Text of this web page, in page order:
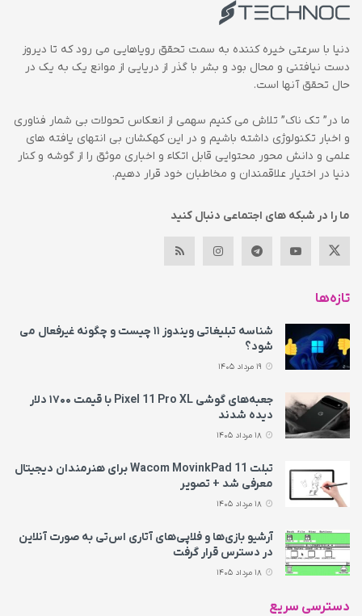
دنیا با سرعتی خیره کننده به سمت تحقق رویاهایی می رود که تا دیروز
دست نیافتنی و محال بود و بشر با گذر از دریایی از موانع یک به یک در
حال تحقق آنها است.
ما در” تک ناک” تلاش می کنیم سهمی از انعکاس تحولات بی شمار فناوری
و اخبار تکنولوژی داشته باشیم و در این کهکشان بی انتهای یافته های
علمی و دانش محور محتوایی قابل اتکاء و اخباری موثق را از گوشه و کنار
دنیا در اختیار علاقمندان و مخاطبان خود قرار دهیم.
ما را در شبکه های اجتماعی دنبال کنید
تازه‌ها
شناسه تبلیغاتی ویندوز ۱۱ چیست و چگونه غیرفعال می‌
شود؟
جعبه‌های گوشی Pixel 11 Pro XL با قیمت ۱۷۰۰ دلار
دیده شدند
تبلت Wacom MovinkPad 11 برای هنرمندان دیجیتال
معرفی شد + تصویر
آرشیو بازی‌ها و فلاپی‌های آتاری اس‌تی به‌ صورت آنلاین
در دسترس قرار گرفت
دسترسی سریع